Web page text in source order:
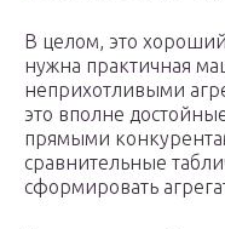
В целом, это
нужна практичная
неприхотливыми
это вполне
прямыми
сравнительные
сформировать